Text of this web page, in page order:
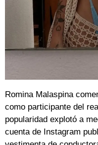
Romina Malaspina
como participante del
popularidad explotó a
cuenta de Instagram